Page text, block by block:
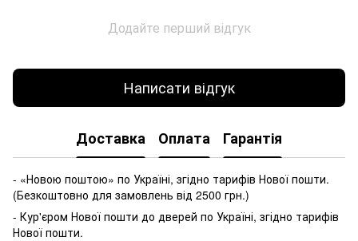
Додайте перший відгук
Написати відгук
Доставка Оплата Гарантія
- «Новою поштою» по Україні, згідно тарифів Нової пошти.
(Безкоштовно для замовлень від 2500 грн.)
- Кур'єром Нової пошти до дверей по Україні, згідно тарифів
Нової пошти.